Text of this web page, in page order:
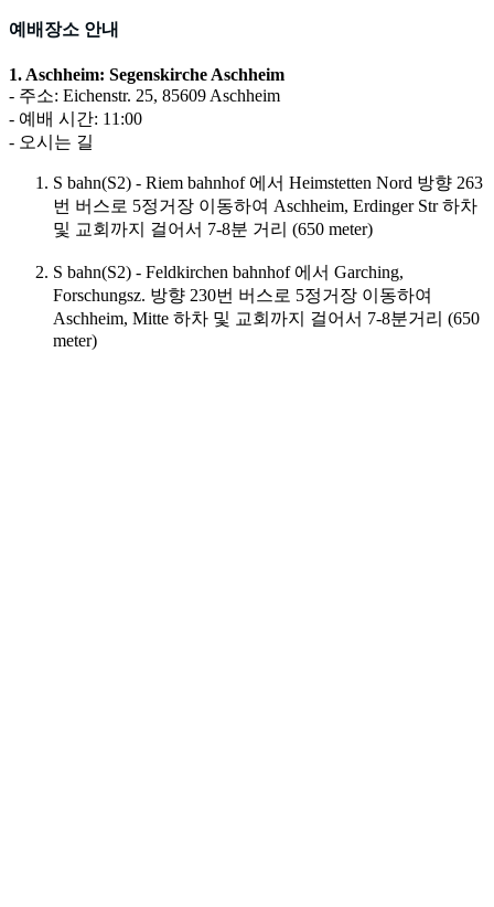
예배장소 안내
1. Aschheim: Segenskirche Aschheim
- 주소: Eichenstr. 25, 85609 Aschheim
- 예배 시간: 11:00
- 오시는 길
S bahn(S2) - Riem bahnhof 에서 Heimstetten Nord 방향 263
번 버스로 5정거장 이동하여 Aschheim, Erdinger Str 하차
및 교회까지 걸어서 7-8분 거리 (650 meter)
S bahn(S2) - Feldkirchen bahnhof 에서 Garching,
Forschungsz. 방향 230번 버스로 5정거장 이동하여
Aschheim, Mitte 하차 및 교회까지 걸어서 7-8분거리 (650
meter)